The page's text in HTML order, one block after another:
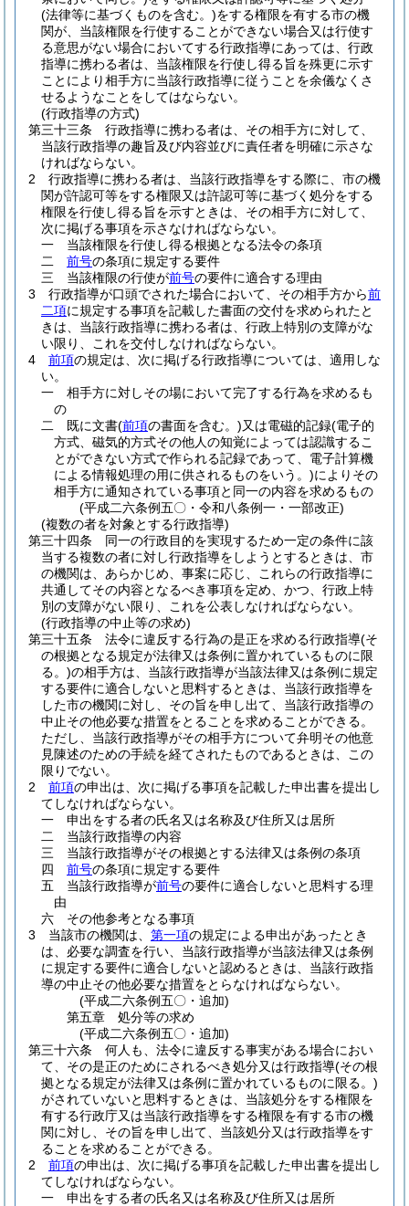
(法律等に基づくものを含む。)をする権限を有する市の機
関が、当該権限を行使することができない場合又は行使す
る意思がない場合においてする行政指導にあっては、行政
指導に携わる者は、当該権限を行使し得る旨を殊更に示す
ことにより相手方に当該行政指導に従うことを余儀なくさ
せるようなことをしてはならない。
(行政指導の方式)
第三十三条
行政指導に携わる者は、その相手方に対して、
当該行政指導の趣旨及び内容並びに責任者を明確に示さな
ければならない。
2
行政指導に携わる者は、当該行政指導をする際に、市の機
関が許認可等をする権限又は許認可等に基づく処分をする
権限を行使し得る旨を示すときは、その相手方に対して、
次に掲げる事項を示さなければならない。
一
当該権限を行使し得る根拠となる法令の条項
二
前号の条項に規定する要件
三
当該権限の行使が前号の要件に適合する理由
3
行政指導が口頭でされた場合において、その相手方から前
二項に規定する事項を記載した書面の交付を求められたと
きは、当該行政指導に携わる者は、行政上特別の支障がな
い限り、これを交付しなければならない。
4
前項の規定は、次に掲げる行政指導については、適用しな
い。
一
相手方に対しその場において完了する行為を求めるも
の
二
既に文書(前項の書面を含む。)又は電磁的記録(電子的
方式、磁気的方式その他人の知覚によっては認識するこ
とができない方式で作られる記録であって、電子計算機
による情報処理の用に供されるものをいう。)によりその
相手方に通知されている事項と同一の内容を求めるもの
(平成二六条例五〇・令和八条例一・一部改正)
(複数の者を対象とする行政指導)
第三十四条
同一の行政目的を実現するため一定の条件に該
当する複数の者に対し行政指導をしようとするときは、市
の機関は、あらかじめ、事案に応じ、これらの行政指導に
共通してその内容となるべき事項を定め、かつ、行政上特
別の支障がない限り、これを公表しなければならない。
(行政指導の中止等の求め)
第三十五条
法令に違反する行為の是正を求める行政指導(そ
の根拠となる規定が法律又は条例に置かれているものに限
る。)の相手方は、当該行政指導が当該法律又は条例に規定
する要件に適合しないと思料するときは、当該行政指導を
した市の機関に対し、その旨を申し出て、当該行政指導の
中止その他必要な措置をとることを求めることができる。
ただし、当該行政指導がその相手方について弁明その他意
見陳述のための手続を経てされたものであるときは、この
限りでない。
2
前項の申出は、次に掲げる事項を記載した申出書を提出し
てしなければならない。
一
申出をする者の氏名又は名称及び住所又は居所
二
当該行政指導の内容
三
当該行政指導がその根拠とする法律又は条例の条項
四
前号の条項に規定する要件
五
当該行政指導が前号の要件に適合しないと思料する理
由
六
その他参考となる事項
3
当該市の機関は、 第一項の規定による申出があったとき
は、必要な調査を行い、当該行政指導が当該法律又は条例
に規定する要件に適合しないと認めるときは、当該行政指
導の中止その他必要な措置をとらなければならない。
(平成二六条例五〇・追加)
第五章
処分等の求め
(平成二六条例五〇・追加)
第三十六条
何人も、法令に違反する事実がある場合におい
て、その是正のためにされるべき処分又は行政指導(その根
拠となる規定が法律又は条例に置かれているものに限る。)
がされていないと思料するときは、当該処分をする権限を
有する行政庁又は当該行政指導をする権限を有する市の機
関に対し、その旨を申し出て、当該処分又は行政指導をす
ることを求めることができる。
2
前項の申出は、次に掲げる事項を記載した申出書を提出し
てしなければならない。
一
申出をする者の氏名又は名称及び住所又は居所